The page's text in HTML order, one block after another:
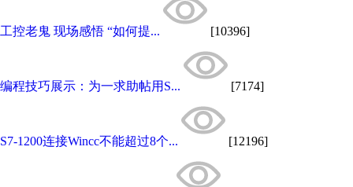
工控老鬼 现场感悟 “如何提... [10396]
编程技巧展示：为一求助帖用S... [7174]
S7-1200连接Wincc不能超过8个... [12196]